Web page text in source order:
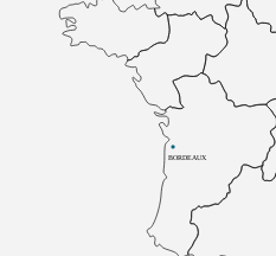
BORDEAUX